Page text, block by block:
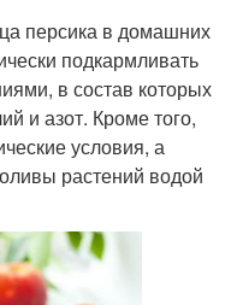
персика в домашних
подкармливать
в состав которых
и азот. Кроме того,
условия, а
растений водой